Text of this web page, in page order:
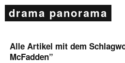
drama panorama
Alle Artikel mit dem
McFadden”